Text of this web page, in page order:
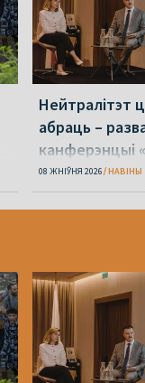
Нейтралітэт
абраць –
канферэнцыі
08 ЖНІЎНЯ 2026 НАВІНЫ